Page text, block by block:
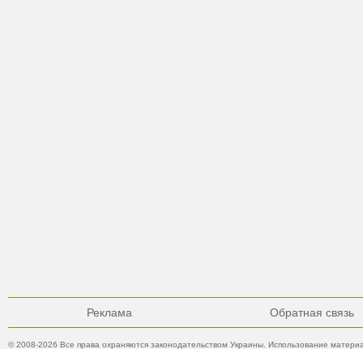
Реклама Обратная связь
© 2008-2026 Все права охраняются законодательством Украины. Использование